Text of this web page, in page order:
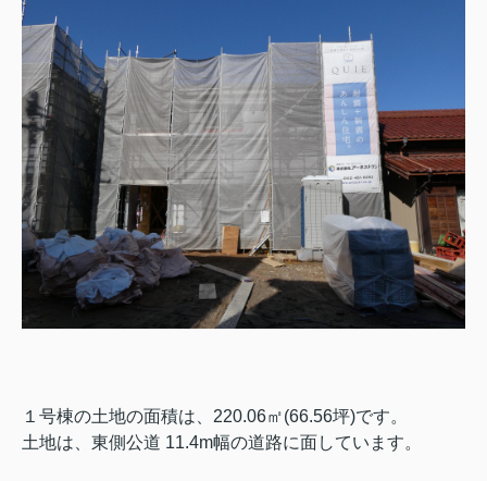
１号棟の土地の面積は、 220.06㎡(66.56坪)です。
土地は、 東側公道 11.4m幅の道路に面しています。